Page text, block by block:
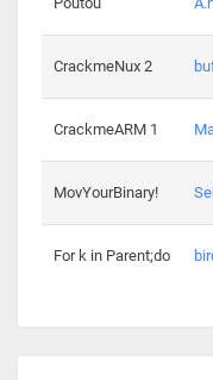
CrackmeNux 2
CrackmeARM 1
MovYourBinary!
For k in Parent;do